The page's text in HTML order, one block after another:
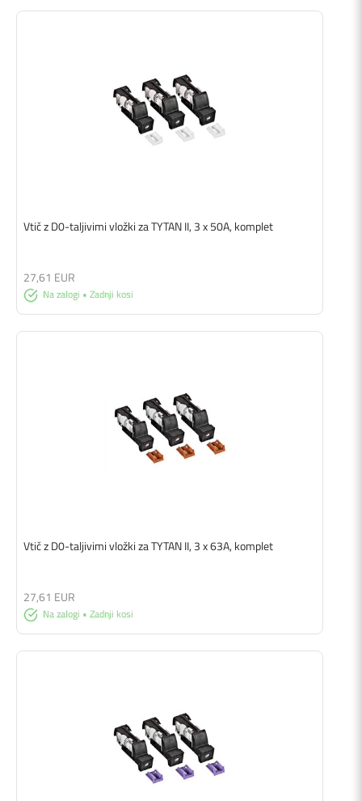
Vtič z D0-taljivimi vložki za TYTAN II, 3 x 50A, komplet
Na zalogi • Zadnji kosi
27,61 EUR
Vtič z D0-taljivimi vložki za TYTAN II, 3 x 63A, komplet
Na zalogi • Zadnji kosi
27,61 EUR